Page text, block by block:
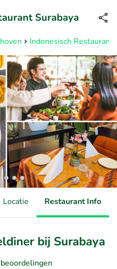
Bereikbaar tot 23:00 uur
Indonesisch Restaurant
Surabaya
Locatie Restaurant Info
bij Surabaya